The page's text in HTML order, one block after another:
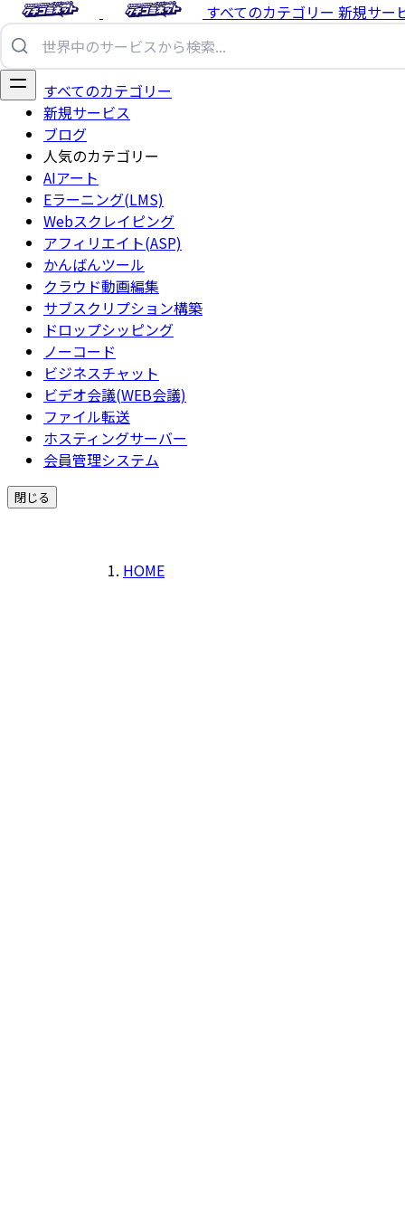
すべてのカテゴリー 新規サー
すべてのカテゴリー
新規サービス
ブログ
人気のカテゴリー
AIアート
Eラーニング(LMS)
Webスクレイピング
アフィリエイト(ASP)
かんばんツール
クラウド動画編集
サブスクリプション構築
ドロップシッピング
ノーコード
ビジネスチャット
ビデオ会議(WEB会議)
ファイル転送
ホスティングサーバー
会員管理システム
閉じる
HOME